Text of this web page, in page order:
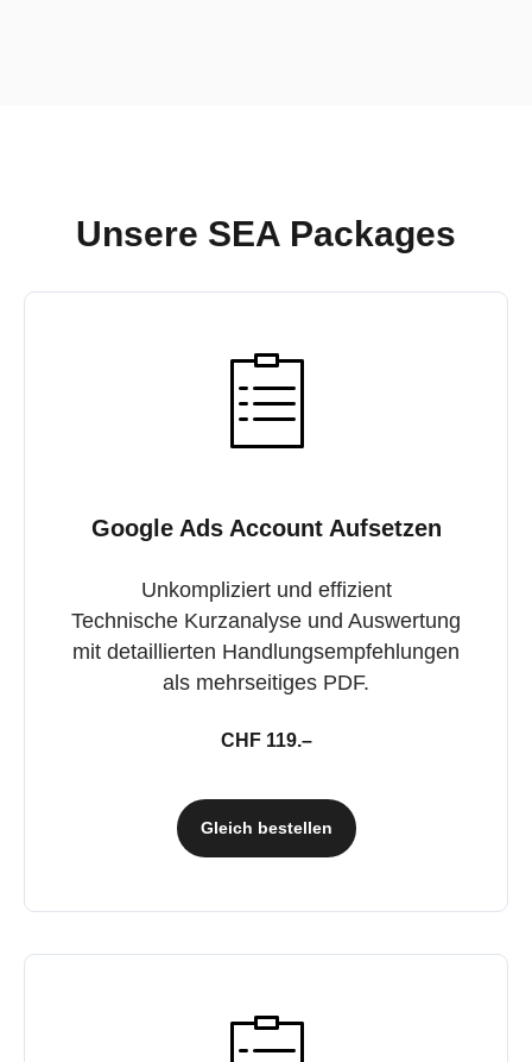
Unsere SEA Packages
Google Ads Account Aufsetzen
Unkompliziert und effizient
Technische Kurzanalyse und Auswertung
mit detaillierten Handlungsempfehlungen
als mehrseitiges PDF.
CHF 119.–
Gleich bestellen